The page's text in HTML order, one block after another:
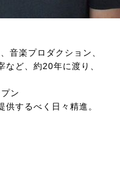
音楽プロダクション、
など、約20年に渡り、
ン
するべく日々精進。